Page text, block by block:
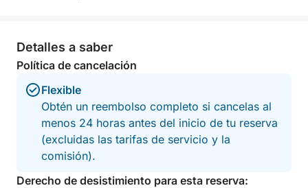
Detalles a saber
Política de cancelación
Flexible
Obtén un reembolso completo si cancelas al
menos 24 horas antes del inicio de tu reserva
(excluidas las tarifas de servicio y la
comisión).
Derecho de desistimiento para esta reserva: